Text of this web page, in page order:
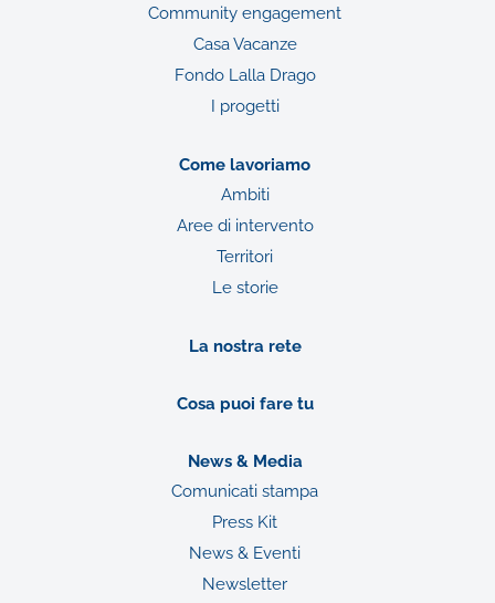
Community engagement
Casa Vacanze
Fondo Lalla Drago
I progetti
Come lavoriamo
Ambiti
Aree di intervento
Territori
Le storie
La nostra rete
Cosa puoi fare tu
News & Media
Comunicati stampa
Press Kit
News & Eventi
Newsletter